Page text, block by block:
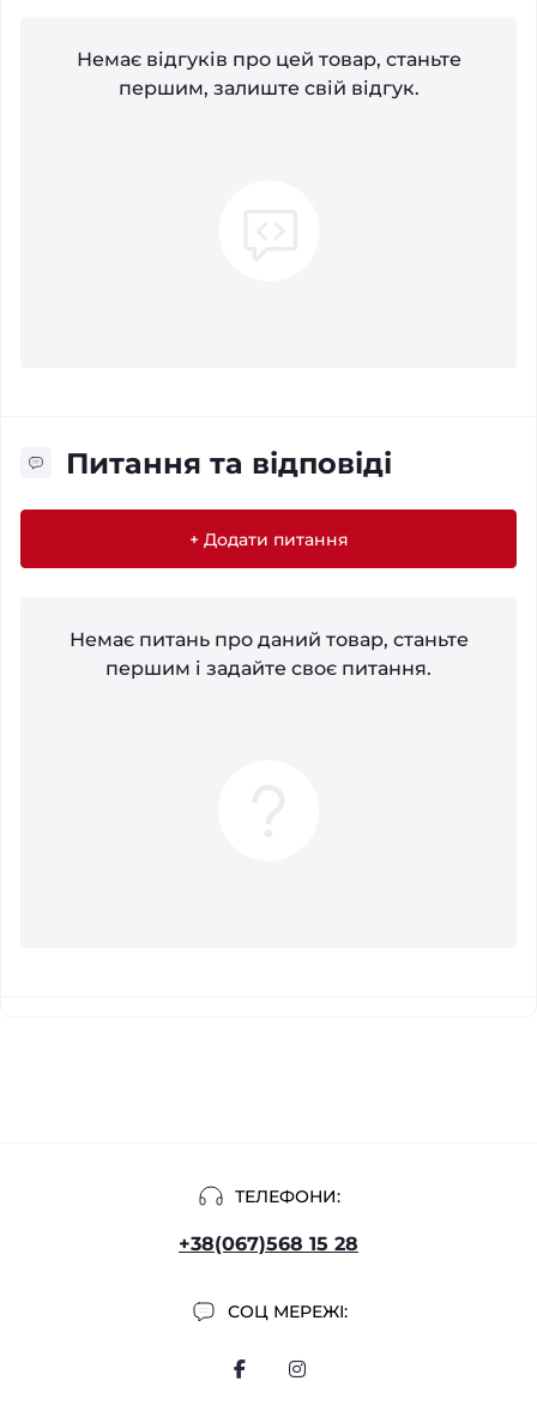
Немає відгуків про цей товар, станьте
першим, залиште свій відгук.
Питання та відповіді
+ Додати питання
Немає питань про даний товар, станьте
першим і задайте своє питання.
ТЕЛЕФОНИ:
+38(067)568 15 28
СОЦ МЕРЕЖІ: